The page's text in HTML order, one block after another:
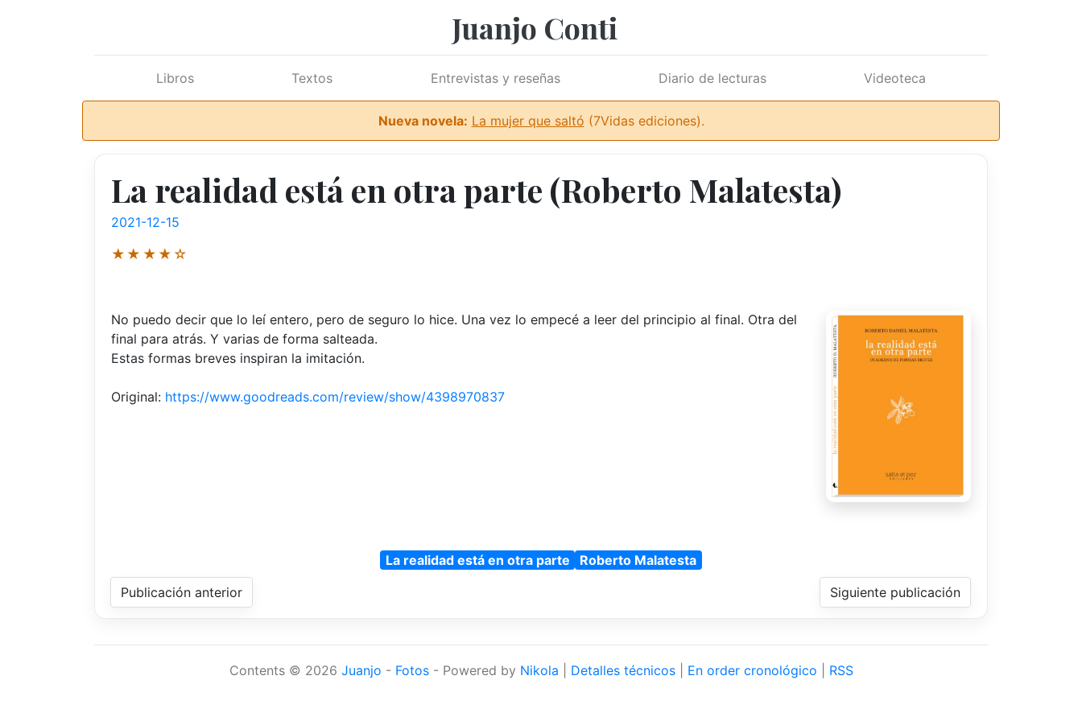
Juanjo Conti
Libros Textos Entrevistas y reseñas Diario de lecturas Videoteca
Nueva novela: La mujer que saltó (7Vidas ediciones).
La realidad está en otra parte (Roberto Malatesta)
2021-12-15
★★★★☆
No puedo decir que lo leí entero, pero de seguro lo hice. Una vez lo empecé a leer del principio al final. Otra del
final para atrás. Y varias de forma salteada.
Estas formas breves inspiran la imitación.
Original: https://www.goodreads.com/review/show/4398970837
La realidad está en otra parte
Roberto Malatesta
Publicación anterior
Siguiente publicación
Contents © 2026 Juanjo - Fotos- Powered by Nikola Detalles técnicos| En order cronológico RSS